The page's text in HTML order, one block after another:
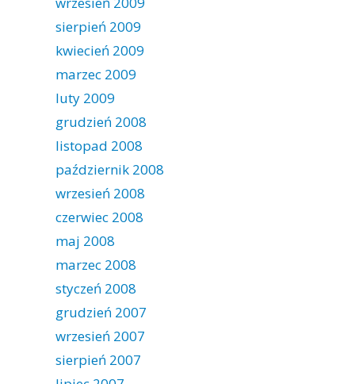
sierpień 2009
kwiecień 2009
marzec 2009
luty 2009
grudzień 2008
listopad 2008
październik 2008
wrzesień 2008
czerwiec 2008
maj 2008
marzec 2008
styczeń 2008
grudzień 2007
wrzesień 2007
sierpień 2007